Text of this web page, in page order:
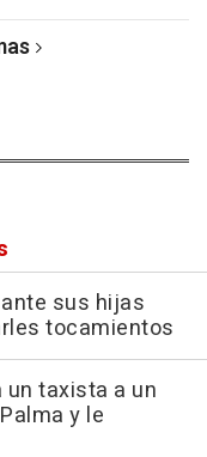
sus hijas
tocamientos
un taxista a un
y le